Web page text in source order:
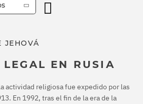
JEHOVÁ
EN RUSIA
actividad religiosa fue expedido por las
En 1992, tras el fin de la era de la